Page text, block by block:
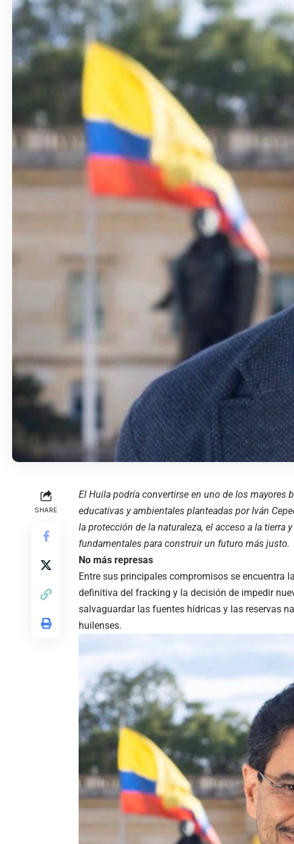
SHARE
El Huila podría convertirse en uno de los mayores
educativas y ambientales planteadas por Iván
la protección de la naturaleza, el acceso a la tierra
fundamentales para construir un futuro más justo.
No más represas
Entre sus principales compromisos se encuentra
definitiva del fracking y la decisión de impedir
salvaguardar las fuentes hídricas y las reservas
huilenses.